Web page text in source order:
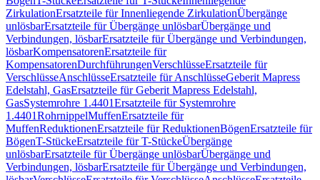
ZirkulationErsatzteile für Innenliegende ZirkulationÜbergänge
unlösbarErsatzteile für Übergänge unlösbarÜbergänge und
Verbindungen, lösbarErsatzteile für Übergänge und Verbindungen,
lösbarKompensatorenErsatzteile für
KompensatorenDurchführungenVerschlüsseErsatzteile für
VerschlüsseAnschlüsseErsatzteile für AnschlüsseGeberit Mapress
Edelstahl, GasErsatzteile für Geberit Mapress Edelstahl,
GasSystemrohre 1.4401Ersatzteile für Systemrohre
1.4401RohrnippelMuffenErsatzteile für
MuffenReduktionenErsatzteile für ReduktionenBögenErsatzteile für
BögenT-StückeErsatzteile für T-StückeÜbergänge
unlösbarErsatzteile für Übergänge unlösbarÜbergänge und
Verbindungen, lösbarErsatzteile für Übergänge und Verbindungen,